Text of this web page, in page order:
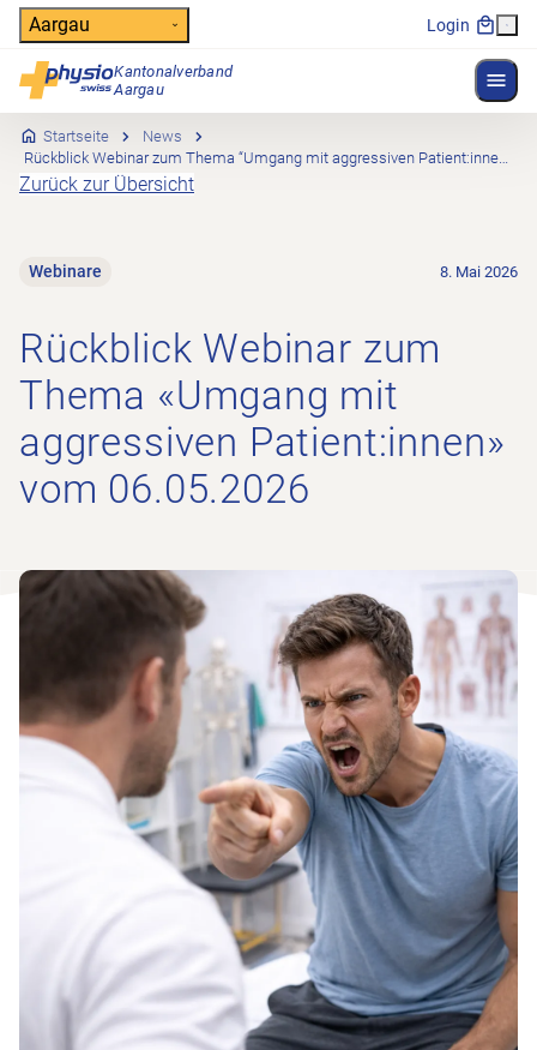
Header
Aargau Login
Kantonalverband
Aargau
Hauptnavigation
Startseite
News
Rückblick Webinar zum Thema “Umgang mit aggressiven Patient:innen” vom 06.05.2026
Zurück zur Übersicht
Webinare 8. Mai 2026
Rückblick Webinar zum
Thema «Umgang mit
aggressiven Patient:innen»
vom 06.05.2026